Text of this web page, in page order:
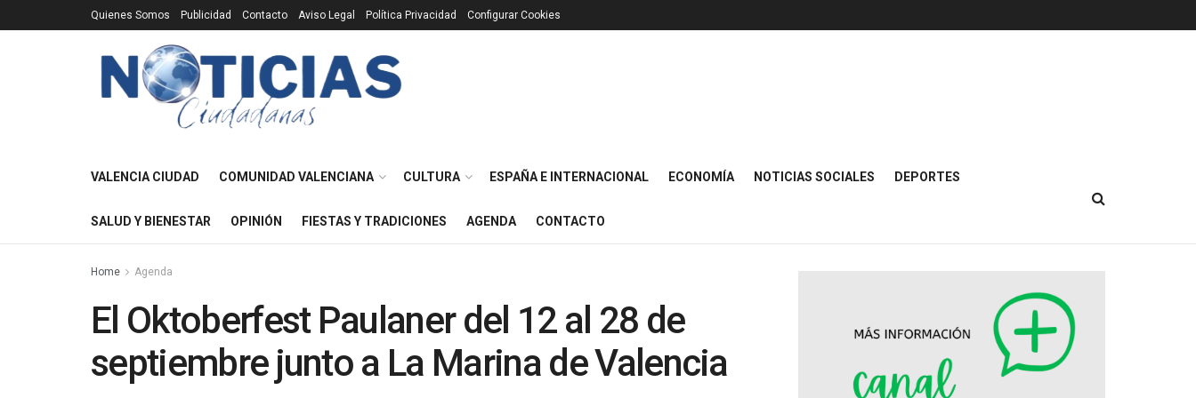
Quienes Somos Publicidad Contacto Aviso Legal Política Privacidad Configurar Cookies
VALENCIA CIUDAD COMUNIDAD VALENCIANA CULTURA ESPAÑA E INTERNACIONAL ECONOMÍA NOTICIAS SOCIALES DEPORTES
SALUD Y BIENESTAR OPINIÓN FIESTAS Y TRADICIONES AGENDA CONTACTO
Home Agenda
El Oktoberfest Paulaner del 12 al 28 de
septiembre junto a La Marina de Valencia